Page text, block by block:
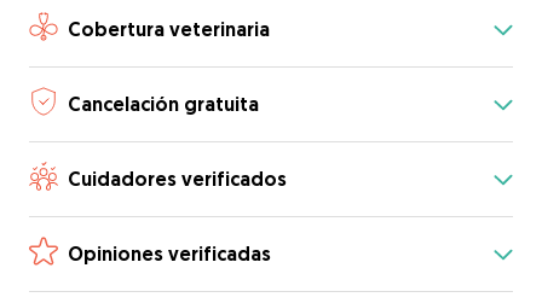
Cobertura veterinaria
Cancelación gratuita
Cuidadores verificados
Opiniones verificadas